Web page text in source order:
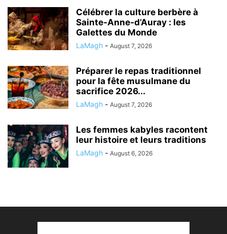
Célébrer la culture berbère à
Sainte-Anne-d’Auray : les
Galettes du Monde
LaMagh - August 7, 2026
Préparer le repas traditionnel
pour la fête musulmane du
sacrifice 2026...
LaMagh - August 7, 2026
Les femmes kabyles racontent
leur histoire et leurs traditions
LaMagh - August 6, 2026